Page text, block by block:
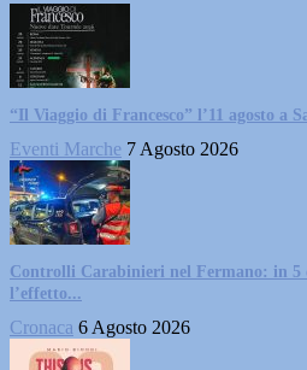
“Il Viaggio di Francesco” l’11 agosto a
Eventi Marche 7 Agosto 2026
Controlli Carabinieri nel Fermano: in 5
l’effetto...
Cronaca 6 Agosto 2026